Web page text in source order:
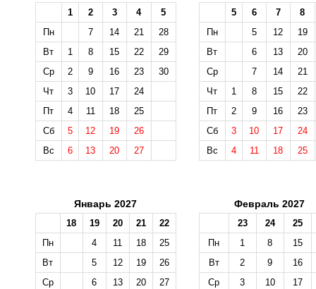
1 2 3 4
5
Пн
7 14 21
28
Вт
1 8 15 22
29
Ср
2 9 16 23
30
Чт
3 10 17
24
Пт
4 11 18
25
Сб
5 12 19
26
Вс
6 13 20 27
5 6 7
8
Пн
5 12
19
Вт
6 13
20
Ср
7 14
21
Чт
1 8 15
22
Пт
2 9 16
23
Сб
3 10 17
24
Вс
4 11 18 25
Январь 2027
18 19 20 21
22
Пн
4 11 18
25
Вт
5 12 19
26
Ср
6 13 20
27
Февраль 2027
23 24
25
Пн
1 8
15
Вт
2 9
16
Ср
3 10
17